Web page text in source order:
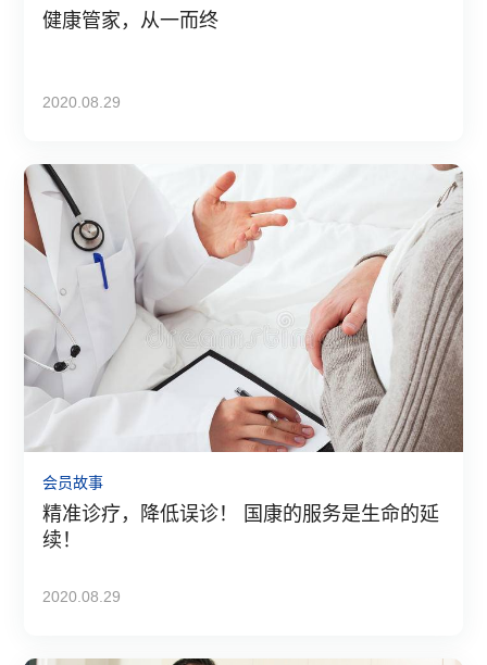
健康管家，从一而终
2020.08.29
会员故事
精准诊疗，降低误诊！ 国康的服务是生命的延
续！
2020.08.29